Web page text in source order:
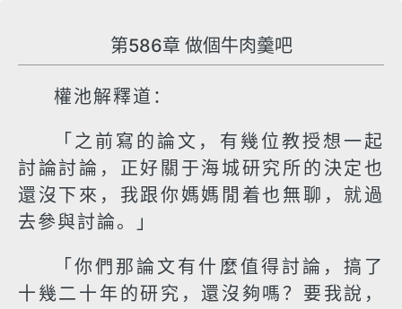
第586章 做個牛肉羹吧
權池解釋道：
「之前寫的論文，有幾位教授想一起
討論討論，正好關于海城研究所的決定也
還沒下來，我跟你媽媽閒着也無聊，就過
去參與討論。」
「你們那論文有什麼值得討論，搞了
十幾二十年的研究，還沒夠嗎？要我說，